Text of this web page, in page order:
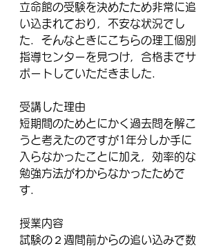
立命館の受験を決めたため非常に追
い込まれており，不安な状況でし
た．そんなときにこちらの理工個別
指導センターを見つけ，合格までサ
ポートしていただきました．
受講した理由
短期間のためとにかく過去問を解こ
うと考えたのですが1年分しか手に
入らなかったことに加え，効率的な
勉強方法がわからなかったためで
す．
授業内容
試験の２週間前からの追い込みで数